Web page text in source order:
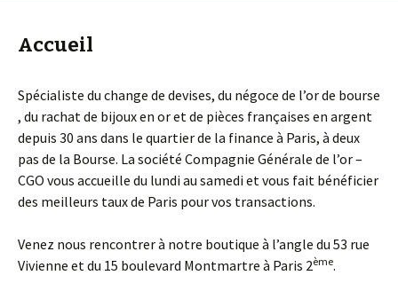
principal
Accueil
Spécialiste du change de devises, du négoce de l’or de bourse
, du rachat de bijoux en or et de pièces françaises en argent
depuis 30 ans dans le quartier de la finance à Paris, à deux
pas de la Bourse. La société Compagnie Générale de l’or –
CGO vous accueille du lundi au samedi et vous fait bénéficier
des meilleurs taux de Paris pour vos transactions.
Venez nous rencontrer à notre boutique à l’angle du 53 rue
Vivienne et du 15 boulevard Montmartre à Paris 2ème.